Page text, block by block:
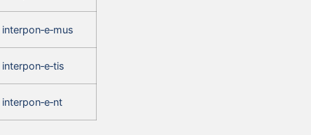
interpon‑e‑mus
interpon‑e‑tis
interpon‑e‑nt